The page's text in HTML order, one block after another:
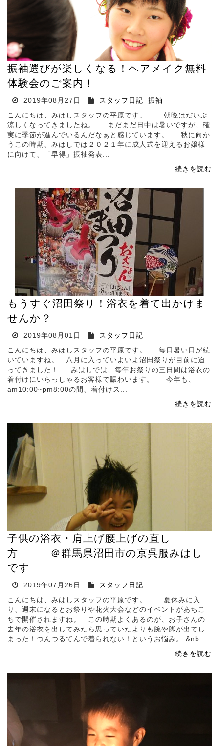
振袖選びが楽しくなる！ヘアメイク無料
体験会のご案内！
2019年08月27日 スタッフ日記
振袖
こんにちは、みはしスタッフの平原です。 朝晩はだいぶ
涼しくなってきましたね。 まだまだ日中は暑いですが、確
実に季節が進んでいるんだなぁと感じています。 秋に向か
うこの時期、みはしでは２０２１年に成人式を迎えるお嬢様
に向けて、「早得」振袖発表...
続きを読む
もうすぐ沼田祭り！浴衣を着て出かけま
せんか？
2019年08月01日
スタッフ日記
こんにちは、みはしスタッフの平原です。 毎日暑い日が続
いていますね。 八月に入っていよいよ沼田祭りが目前に迫
ってきました！ みはしでは、毎年お祭りの三日間は浴衣の
着付けにいらっしゃるお客様で賑わいます。 今年も、
am10:00~pm8:00の間、着付けス...
続きを読む
子供の浴衣・肩上げ腰上げの直し
方 ＠群馬県沼田市の京呉服みはし
です
2019年07月26日
スタッフ日記
こんにちは、みはしスタッフの平原です。 夏休みに入
り、週末になるとお祭りや花火大会などのイベントがあちこ
ちで開催されますね。 この時期よくあるのが、お子さんの
去年の浴衣を出してみたら思っていたよりも腕や脚が出てし
まった！つんつるてんで着られない！というお悩み。 &nb...
続きを読む